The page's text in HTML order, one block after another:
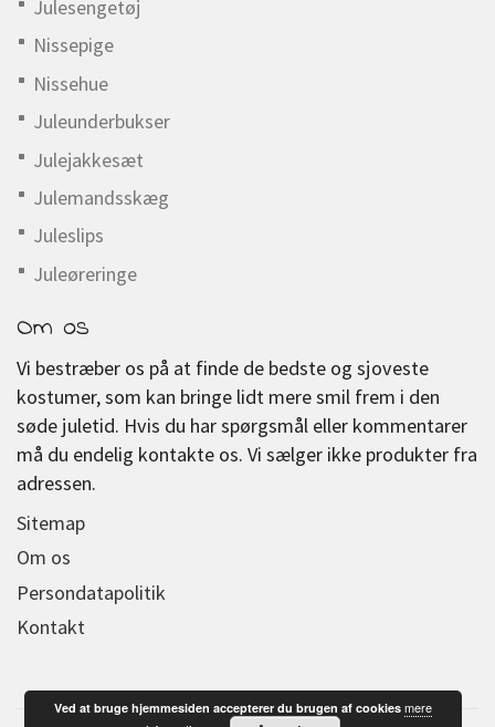
Julesengetøj
Nissepige
Nissehue
Juleunderbukser
Julejakkesæt
Julemandsskæg
Juleslips
Juleøreringe
Om os
Vi bestræber os på at finde de bedste og sjoveste
kostumer, som kan bringe lidt mere smil frem i den
søde juletid. Hvis du har spørgsmål eller kommentarer
må du endelig kontakte os. Vi sælger ikke produkter fra
adressen.
Sitemap
Om os
Persondatapolitik
Kontakt
Ved at bruge hjemmesiden accepterer du brugen af cookiesmere